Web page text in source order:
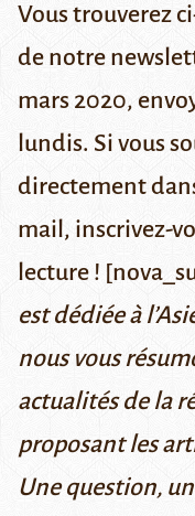
Vous trouverez
de notre
mars 2020,
lundis. Si vous
directement
mail, inscrivez-
lecture !
est dédiée à
nous vous
actualités de la
proposant les
Une question,